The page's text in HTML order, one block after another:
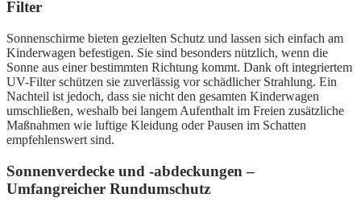
Filter
Sonnenschirme bieten gezielten Schutz und lassen sich einfach am
Kinderwagen befestigen. Sie sind besonders nützlich, wenn die
Sonne aus einer bestimmten Richtung kommt. Dank oft integriertem
UV-Filter schützen sie zuverlässig vor schädlicher Strahlung. Ein
Nachteil ist jedoch, dass sie nicht den gesamten Kinderwagen
umschließen, weshalb bei langem Aufenthalt im Freien zusätzliche
Maßnahmen wie luftige Kleidung oder Pausen im Schatten
empfehlenswert sind.
Sonnenverdecke und -abdeckungen –
Umfangreicher Rundumschutz